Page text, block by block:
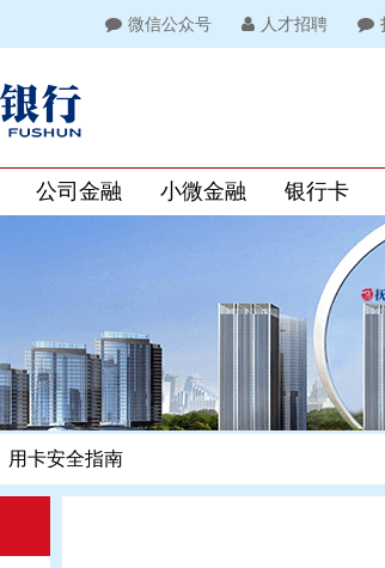
微信公众号 人才招聘
公司金融 小微金融 银行卡
用卡安全指南